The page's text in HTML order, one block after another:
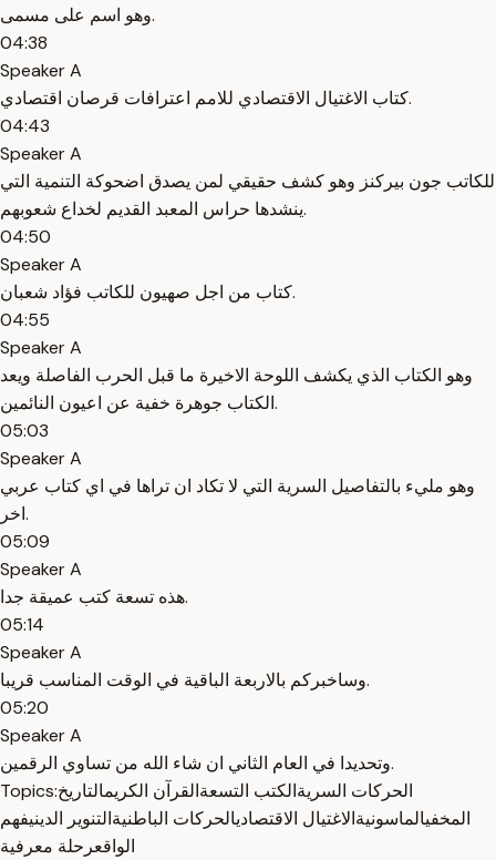
وهو اسم على مسمى.
04:38
Speaker A
كتاب الاغتيال الاقتصادي للامم اعترافات قرصان اقتصادي.
04:43
Speaker A
للكاتب جون بيركنز وهو كشف حقيقي لمن يصدق اضحوكة التنمية التي
ينشدها حراس المعبد القديم لخداع شعوبهم.
04:50
Speaker A
كتاب من اجل صهيون للكاتب فؤاد شعبان.
04:55
Speaker A
وهو الكتاب الذي يكشف اللوحة الاخيرة ما قبل الحرب الفاصلة ويعد
الكتاب جوهرة خفية عن اعيون النائمين.
05:03
Speaker A
وهو مليء بالتفاصيل السرية التي لا تكاد ان تراها في اي كتاب عربي
اخر.
05:09
Speaker A
هذه تسعة كتب عميقة جدا.
05:14
Speaker A
وساخبركم بالاربعة الباقية في الوقت المناسب قريبا.
05:20
Speaker A
وتحديدا في العام الثاني ان شاء الله من تساوي الرقمين.
Topics:
الحركات السريةالكتب التسعةالقرآن الكريمالتاريخ
المخفيالماسونيةالاغتيال الاقتصاديالحركات الباطنيةالتنوير الدينيفهم
الواقعرحلة معرفية